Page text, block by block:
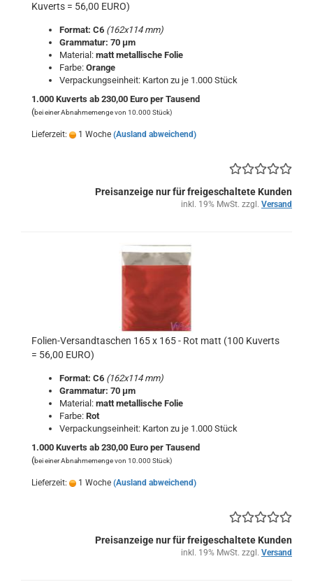
Kuverts = 56,00 EURO)
Format: C6 (162x114 mm)
Grammatur: 70 μm
Material: matt metallische Folie
Farbe: Orange
Verpackungseinheit: Karton zu je 1.000 Stück
1.000 Kuverts ab 230,00 Euro per Tausend
(bei einer Abnahmemenge von 10.000 Stück)
Lieferzeit: 1 Woche (Ausland abweichend)
Preisanzeige nur für freigeschaltete Kunden
inkl. 19% MwSt. zzgl. Versand
Folien-Versandtaschen 165 x 165 - Rot matt (100 Kuverts
= 56,00 EURO)
Format: C6 (162x114 mm)
Grammatur: 70 μm
Material: matt metallische Folie
Farbe: Rot
Verpackungseinheit: Karton zu je 1.000 Stück
1.000 Kuverts ab 230,00 Euro per Tausend
(bei einer Abnahmemenge von 10.000 Stück)
Lieferzeit: 1 Woche (Ausland abweichend)
Preisanzeige nur für freigeschaltete Kunden
inkl. 19% MwSt. zzgl. Versand